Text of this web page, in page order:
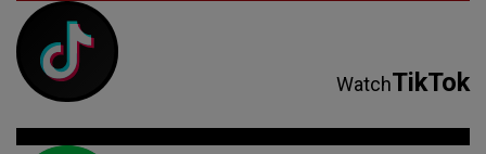
WatchTikTok